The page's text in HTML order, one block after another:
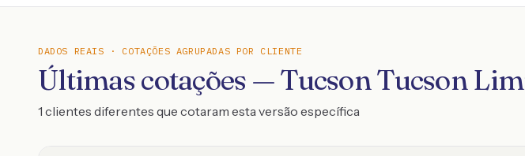
DADOS REAIS · COTAÇÕES AGRUPADAS POR CLIENTE
Últimas cotações — Tucson Tucson
1 clientes diferentes que cotaram esta versão específica